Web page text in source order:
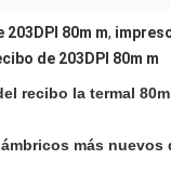
80m m,
de 203DPI 80m m
recibo la termal
más nuevos